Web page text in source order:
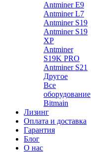
Antminer E9
Antminer L7
Antminer S19
Antminer S19
XP
Antminer
S19K PRO
Antminer S21
Другое
Все
оборудование
Bitmain
Лизинг
Оплата и доставка
Гарантия
Блог
О нас